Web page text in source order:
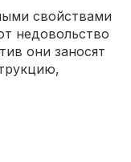
свойствами
недовольство
они заносят